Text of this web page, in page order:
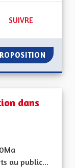
49 ABONNÉS
SUIVRE
dans
au public...